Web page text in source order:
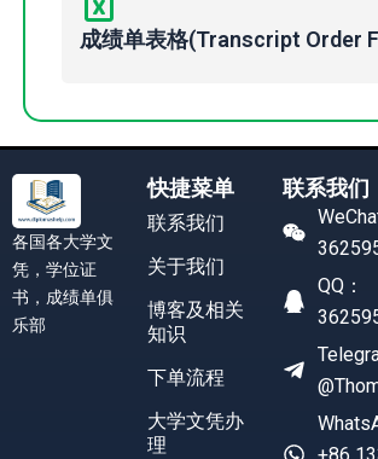
成绩单表格(Transcript Order
各国各大学文
凭，学位证
书，成绩单俱
乐部
快捷菜单
联系我们
关于我们
博客及相关
知识
下单流程
大学文凭办
理
联系我们
QQ：